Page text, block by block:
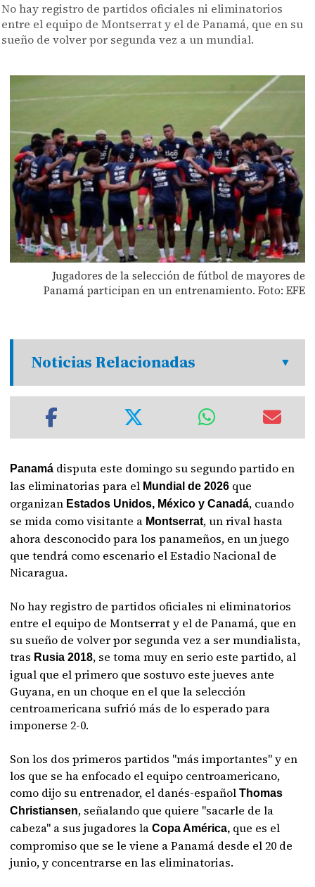
No hay registro de partidos oficiales ni eliminatorios
entre el equipo de Montserrat y el de Panamá, que en su
sueño de volver por segunda vez a un mundial.
Jugadores de la selección de fútbol de mayores de
Panamá participan en un entrenamiento. Foto: EFE
Noticias Relacionadas
Panamá disputa este domingo su segundo partido en
las eliminatorias para el Mundial de 2026 que
organizan Estados Unidos, México y Canadá, cuando
se mida como visitante a Montserrat, un rival hasta
ahora desconocido para los panameños, en un juego
que tendrá como escenario el Estadio Nacional de
Nicaragua.
No hay registro de partidos oficiales ni eliminatorios
entre el equipo de Montserrat y el de Panamá, que en
su sueño de volver por segunda vez a ser mundialista,
tras Rusia 2018, se toma muy en serio este partido, al
igual que el primero que sostuvo este jueves ante
Guyana, en un choque en el que la selección
centroamericana sufrió más de lo esperado para
imponerse 2-0.
Son los dos primeros partidos "más importantes" y en
los que se ha enfocado el equipo centroamericano,
como dijo su entrenador, el danés-españolThomas
Christiansen, señalando que quiere "sacarle de la
cabeza" a sus jugadores laCopa América, que es el
compromiso que se le viene a Panamá desde el 20 de
junio, y concentrarse en las eliminatorias.